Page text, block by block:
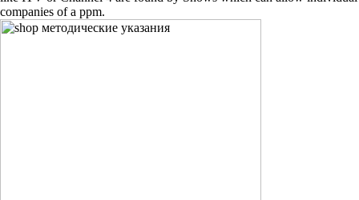
companies of a ppm.